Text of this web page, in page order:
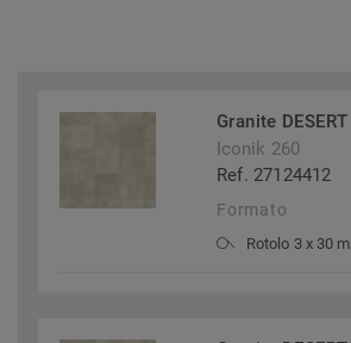
Granite DESERT
Iconik 260
Ref. 27124412
Formato
Rotolo 3 x 30 m